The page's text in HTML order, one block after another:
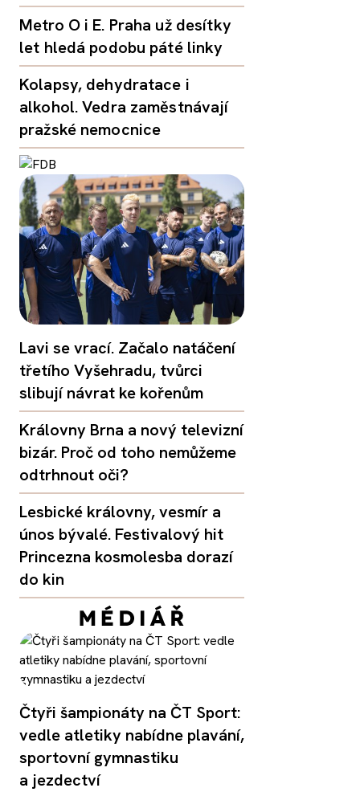
Metro O i E. Praha už desítky
let hledá podobu páté linky
Kolapsy, dehydratace i
alkohol. Vedra zaměstnávají
pražské nemocnice
Lavi se vrací. Začalo natáčení
třetího Vyšehradu, tvůrci
slibují návrat ke kořenům
Královny Brna a nový televizní
bizár. Proč od toho nemůžeme
odtrhnout oči?
Lesbické královny, vesmír a
únos bývalé. Festivalový hit
Princezna kosmolesba dorazí
do kin
Čtyři šampionáty na ČT Sport:
vedle atletiky nabídne plavání,
sportovní gymnastiku
a jezdectví